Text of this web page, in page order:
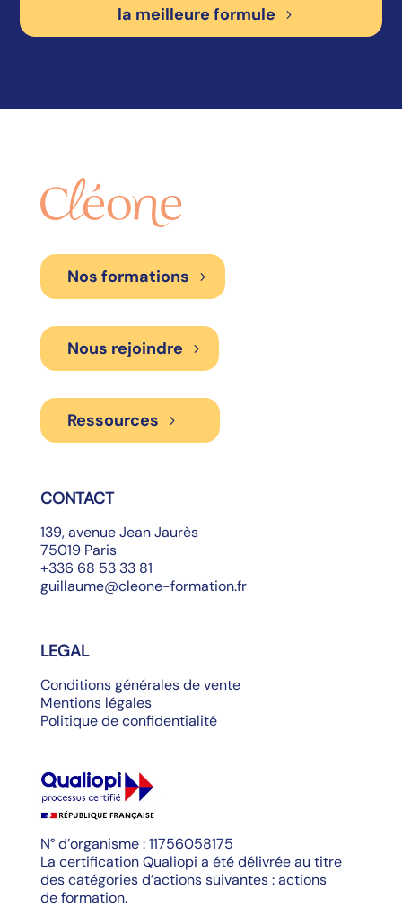
la meilleure formule
Nos formations
Nous rejoindre
Ressources
CONTACT
139, avenue Jean Jaurès
75019 Paris
+336 68 53 33 81
guillaume@cleone-formation.fr
LEGAL
Conditions générales de vente
Mentions légales
Politique de confidentialité
N° d’organisme : 11756058175
La certification Qualiopi a été délivrée au titre
des catégories d’actions suivantes : actions
de formation.